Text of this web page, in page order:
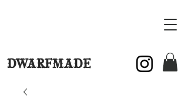
DWARFMADE